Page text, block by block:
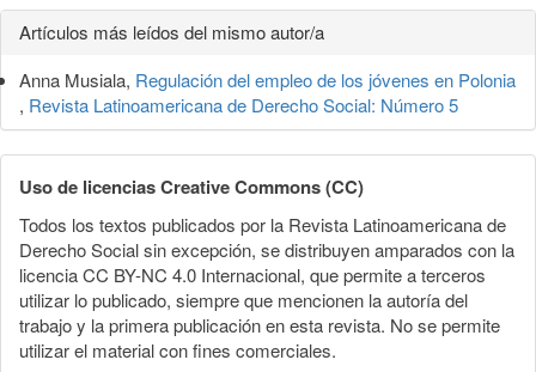
Detalles
del
artículo
Artículos más leídos del mismo autor/a
Anna Musiala, Regulación del empleo de los jóvenes en Polonia
, Revista Latinoamericana de Derecho Social: Número 5
Uso de licencias Creative Commons (CC)
Todos los textos publicados por la Revista Latinoamericana de
Derecho Social sin excepción, se distribuyen amparados con la
licencia CC BY-NC 4.0 Internacional, que permite a terceros
utilizar lo publicado, siempre que mencionen la autoría del
trabajo y la primera publicación en esta revista. No se permite
utilizar el material con fines comerciales.